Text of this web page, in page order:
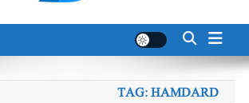
DFRAC_ORG
TAG:HAMDARD